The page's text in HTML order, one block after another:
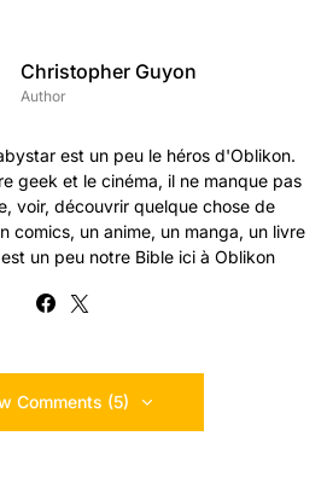
Christopher Guyon
Author
est un peu le héros d'Oblikon.
geek et le cinéma, il ne manque pas
voir, découvrir quelque chose de
comics, un anime, un manga, un livre
un peu notre Bible ici à Oblikon
Comments (5)